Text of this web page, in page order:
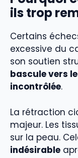
ils trop
Certains
excessive du
son soutien
bascule vers
incontrôlée.
La rétraction
majeur. Les
sur la peau.
indésirable